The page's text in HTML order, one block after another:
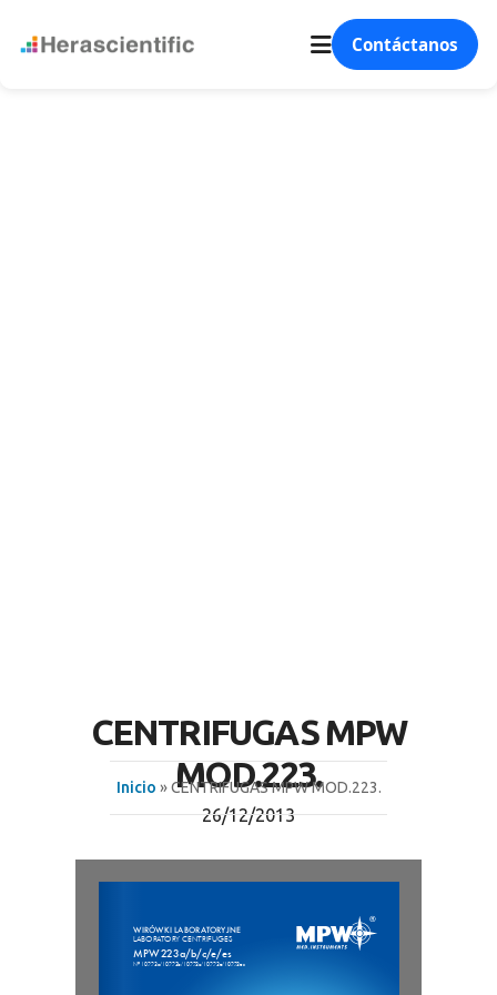
Contáctanos
CENTRIFUGAS MPW
MOD.223.
26/12/2013
Inicio » CENTRIFUGAS MPW MOD.223.